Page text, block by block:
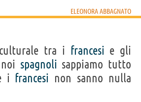
ELEONORA ABBAGNATO
culturale tra i francesi e gli
spagnoli sappiamo tutto
i francesi non sanno nulla